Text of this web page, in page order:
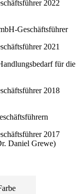
2022
Geschäftsführer
2021
für die
2018
2017
Daniel Grewe)